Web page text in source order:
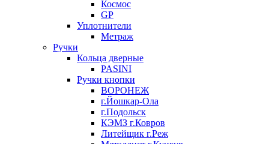
Космос
GP
Уплотнители
Метраж
Ручки
Кольца дверные
PASINI
Ручки кнопки
ВОРОНЕЖ
г.Йошкар-Ола
г.Подольск
КЭМЗ г.Ковров
Литейщик г.Реж